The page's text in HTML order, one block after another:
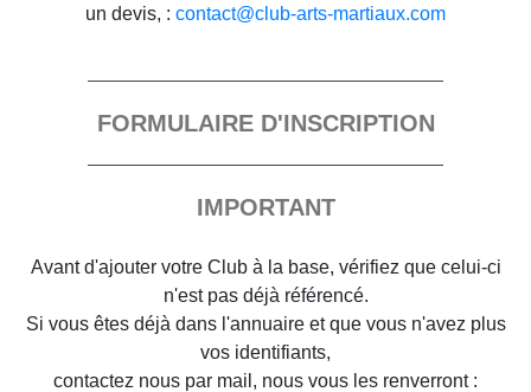
un devis, : contact@club-arts-martiaux.com
FORMULAIRE D'INSCRIPTION
IMPORTANT
Avant d'ajouter votre Club à la base, vérifiez que celui-ci
n'est pas déjà référencé.
Si vous êtes déjà dans l'annuaire et que vous n'avez plus
vos identifiants,
contactez nous par mail, nous vous les renverront :